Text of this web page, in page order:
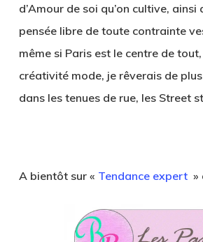
d’Amour de soi qu’on cultive, ainsi
pensée libre de toute contrainte
même si Paris est le centre de
créativité mode, je rêverais de
dans les tenues de rue, les Street
A bientôt sur « Tendance expert»